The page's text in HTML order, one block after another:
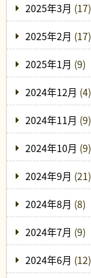
2025年3月 (17)
2025年2月 (17)
2025年1月 (9)
2024年12月 (4)
2024年11月 (9)
2024年10月 (9)
2024年9月 (21)
2024年8月 (8)
2024年7月 (9)
2024年6月 (12)